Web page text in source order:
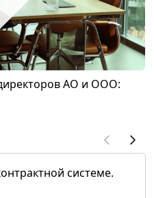
АО и ООО:
системе.